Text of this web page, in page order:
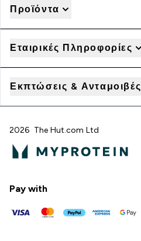
Προϊόντα
Εταιρικές Πληροφορίες
Εκπτώσεις & Ανταμοιβές
2026 The Hut.com Ltd
Pay with